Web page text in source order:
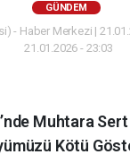
GÜNDEM
- Haber Merkezi |
21.01.2026 - 23:03
Muhtara
Kötü